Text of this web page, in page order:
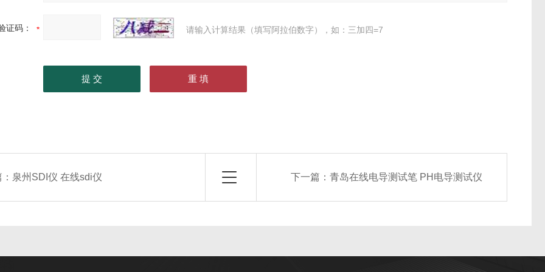
证码： 请输入计算结果（填写阿拉伯数字），如：三加四=7
泉州SDI仪 在线sdi仪 下一篇： 青岛在线电导测试笔 PH电导测试仪